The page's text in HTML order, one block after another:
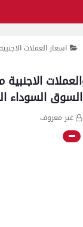
اسعار العملات
الاجنبية
السوداء
غير معروف